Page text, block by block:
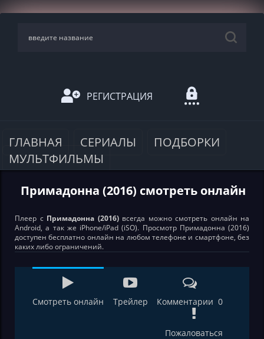
РЕГИСТРАЦИЯ
ГЛАВНАЯ СЕРИАЛЫ
ПОДБОРКИ
МУЛЬТФИЛЬМЫ
Примадонна (2016) смотреть онлайн
Плеер с Примадонна (2016)всегда можно смотреть онлайн на
Android, а так же iPhone/iPad (iSO). Просмотр Примадонна (2016)
доступен бесплатно онлайн на любом телефоне и смартфоне, без
каких либо ограничений.
Смотреть онлайн Трейлер Комментарии 0
Пожаловаться